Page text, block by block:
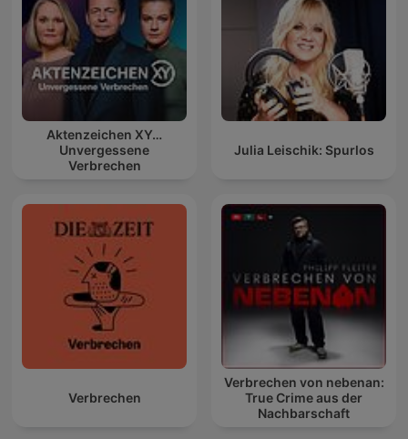
Aktenzeichen XY…
Unvergessene
Verbrechen
Julia Leischik: Spurlos
Verbrechen
Verbrechen von nebenan:
True Crime aus der
Nachbarschaft